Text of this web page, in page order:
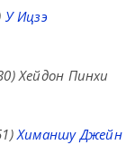
У Ицзэ
Хейдон Пинхи
Химаншу Джейн